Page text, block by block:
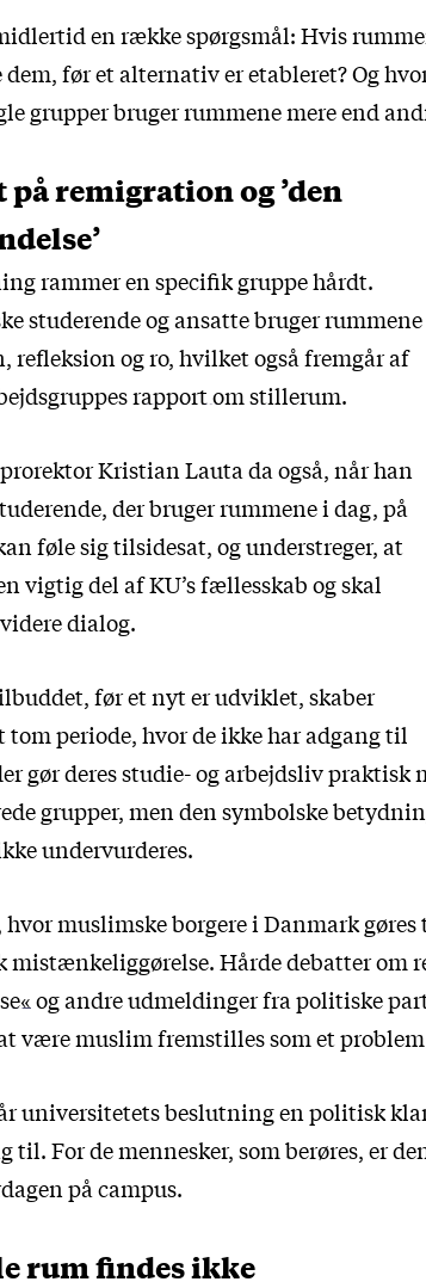
en række spørgsmål: Hvis
før et alternativ er etableret? Og
grupper bruger rummene mere end
remigration og ’den
rammer en specifik gruppe hårdt.
studerende og ansatte bruger rummene
refleksion og ro, hvilket også fremgår af
rapport om stillerum.
Kristian Lauta da også,når han
der bruger rummene i dag, på
føle sig tilsidesat, og understreger, at
vigtig del af KU’s fællesskab og skal
dialog.
før et nyt er udviklet, skaber
tom periode, hvor de ikke har adgang til
gør deres studie- og arbejdsliv praktisk
grupper, men den symbolske
undervurderes.
muslimske borgere i Danmark
mistænkeliggørelse. Hårde debatter om
og andre udmeldinger fra politiske
være muslim fremstilles som et problem
universitetets beslutning en politisk
til. For de mennesker, som berøres, er
på campus.
rum findes ikke